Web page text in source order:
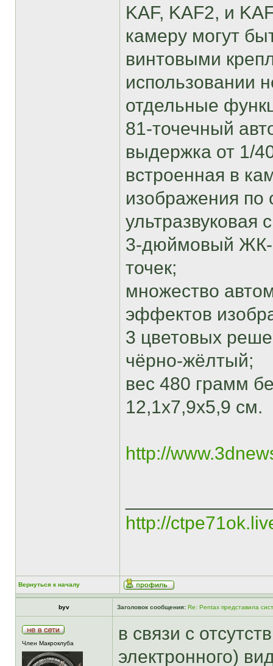
KAF, KAF2, и
камеру могут
винтовыми
использовании
отдельные
81-точечный
выдержка от 1/
встроенная в
изображения по
ультразвуковая
3-дюймовый ЖК-
точек;
множество
эффектов
3 цветовых
чёрно-жёлтый;
вес 480 грамм
12,1x7,9x5,9 см.
http://
http://
Вернуться к началу
byv Заголовок сообщения: Re: Pentax представила
Член Макроклуба
в связи с
электронного)